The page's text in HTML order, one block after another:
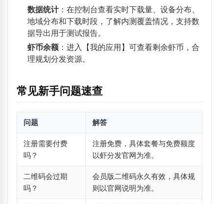
数据统计：在控制台查看实时下载量、设备分布、
地域分布和下载时段，了解内测覆盖情况，支持数
据导出用于测试报告。
虾币余额：进入【我的应用】可查看剩余虾币，合
理规划分发资源。
常见新手问题速查
问题 解答
注册需要付费
吗？
注册免费，具体套餐与免费额度
以虾分发官网为准。
二维码会过期
吗？
会员版二维码永久有效，具体规
则以官网说明为准。